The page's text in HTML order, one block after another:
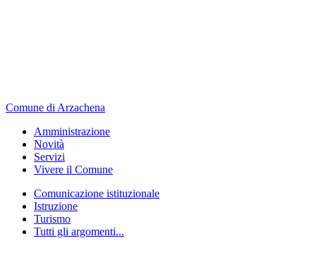
Comune di Arzachena
Amministrazione
Novità
Servizi
Vivere il Comune
Comunicazione istituzionale
Istruzione
Turismo
Tutti gli argomenti...